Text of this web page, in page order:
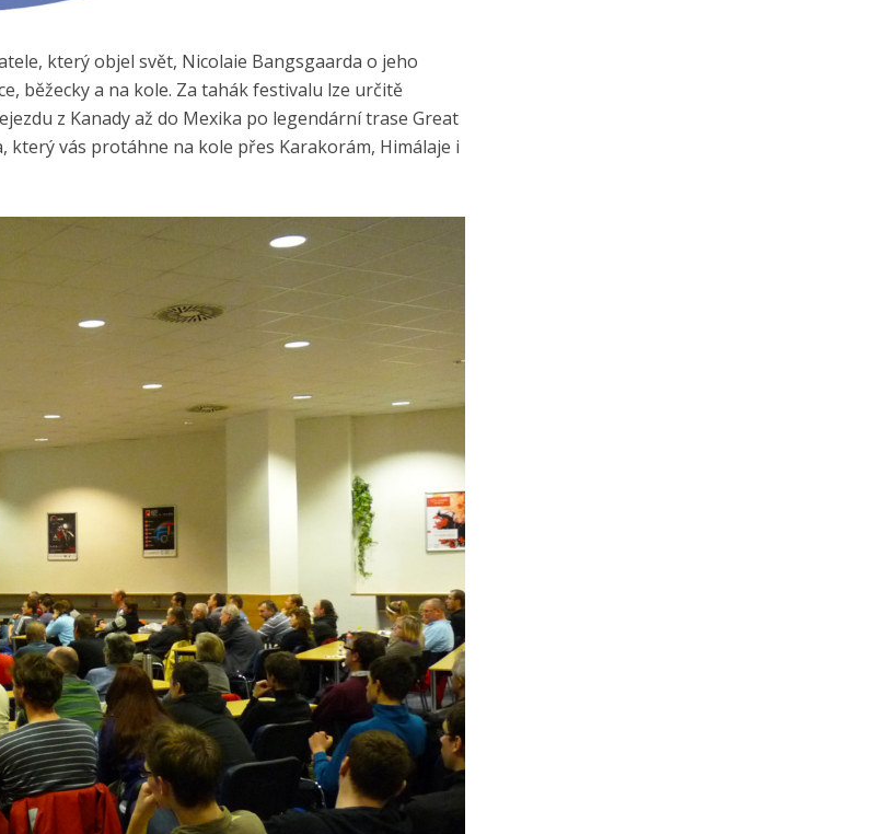
který objel svět, Nicolaie Bangsgaarda o jeho
běžecky a na kole. Za tahák festivalu lze určitě
z Kanady až do Mexika po legendární trase Great
který vás protáhne na kole přes Karakorám, Himálaje i